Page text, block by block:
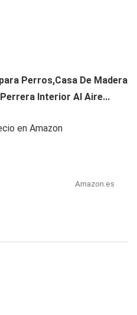
Perros,Casa De Madera
Interior Al Aire...
en Amazon
Amazon.es